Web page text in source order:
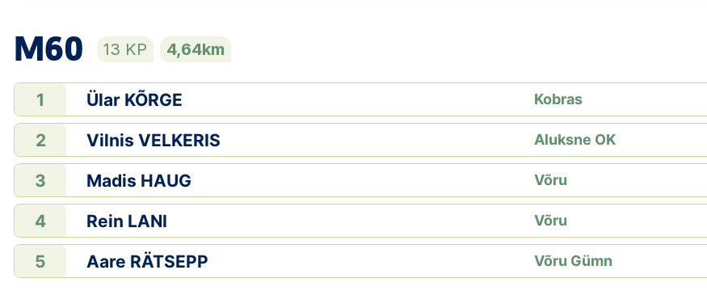
M60 13 KP 4,64km
1 Ülar KÕRGE Kobras
2 Vilnis VELKERIS Aluksne OK
3 Madis HAUG Võru
4 Rein LANI Võru
5 Aare RÄTSEPP Võru Gümn